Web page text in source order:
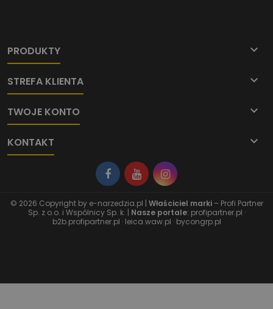
PRODUKTY 
STREFA KLIENTA 
TWOJE KONTO 
KONTAKT 
© 2026 Copyright by e-narzedzia.pl | Właściciel marki– Profi Partner
Sp. z o.o. i Wspólnicy Sp. k. | Nasze portale: profipartner.pl ·
b2b.profipartner.pl · leica.waw.pl · bycongrp.pl